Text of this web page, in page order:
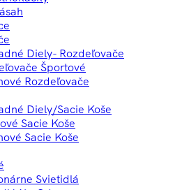
Diely- Rozdeľovače
Športové
Rozdeľovače
Diely/sacie Koše
Sacie Koše
Sacie Koše
Svietidlá